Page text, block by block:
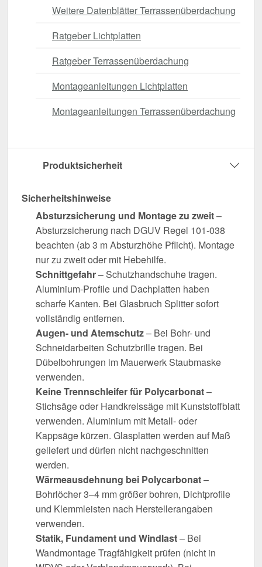
Weitere Datenblätter Terrassenüberdachung
Ratgeber Lichtplatten
Ratgeber Terrassenüberdachung
Montageanleitungen Lichtplatten
Montageanleitungen Terrassenüberdachung
Produktsicherheit
Sicherheitshinweise
Absturzsicherung und Montage zu zweit–
Absturzsicherung nach DGUV Regel 101-038
beachten (ab 3 m Absturzhöhe Pflicht). Montage
nur zu zweit oder mit Hebehilfe.
Schnittgefahr– Schutzhandschuhe tragen.
Aluminium-Profile und Dachplatten haben
scharfe Kanten. Bei Glasbruch Splitter sofort
vollständig entfernen.
Augen- und Atemschutz– Bei Bohr- und
Schneidarbeiten Schutzbrille tragen. Bei
Dübelbohrungen im Mauerwerk Staubmaske
verwenden.
Keine Trennschleifer für Polycarbonat–
Stichsäge oder Handkreissäge mit Kunststoffblatt
verwenden. Aluminium mit Metall- oder
Kappsäge kürzen. Glasplatten werden auf Maß
geliefert und dürfen nicht nachgeschnitten
werden.
Wärmeausdehnung bei Polycarbonat–
Bohrlöcher 3–4 mm größer bohren, Dichtprofile
und Klemmleisten nach Herstellerangaben
verwenden.
Statik, Fundament und Windlast– Bei
Wandmontage Tragfähigkeit prüfen (nicht in